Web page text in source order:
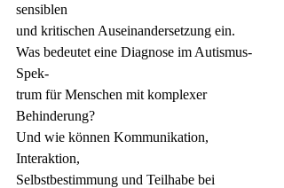
sensiblen
und kritischen Auseinandersetzung ein.
Was bedeutet eine Diagnose im Autismus-
Spek-
trum für Menschen mit komplexer
Behinderung?
Und wie können Kommunikation,
Interaktion,
Selbstbestimmung und Teilhabe bei